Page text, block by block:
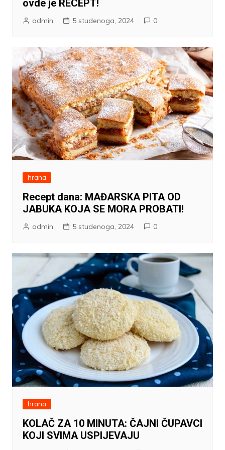
ovde je RECEPT!
admin 5 studenoga, 2024 0
hrana
Recept dana: MAĐARSKA PITA OD
JABUKA KOJA SE MORA PROBATI!
admin 5 studenoga, 2024 0
hrana
KOLAČ ZA 10 MINUTA: ČAJNI ČUPAVCI
KOJI SVIMA USPIJEVAJU